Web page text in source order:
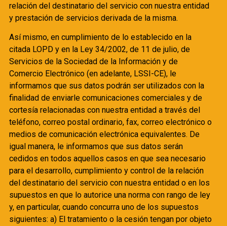
relación del destinatario del servicio con nuestra entidad
y prestación de servicios derivada de la misma.
Así mismo, en cumplimiento de lo establecido en la
citada LOPD y en la Ley 34/2002, de 11 de julio, de
Servicios de la Sociedad de la Información y de
Comercio Electrónico (en adelante, LSSI-CE), le
informamos que sus datos podrán ser utilizados con la
finalidad de enviarle comunicaciones comerciales y de
cortesía relacionadas con nuestra entidad a través del
teléfono, correo postal ordinario, fax, correo electrónico o
medios de comunicación electrónica equivalentes. De
igual manera, le informamos que sus datos serán
cedidos en todos aquellos casos en que sea necesario
para el desarrollo, cumplimiento y control de la relación
del destinatario del servicio con nuestra entidad o en los
supuestos en que lo autorice una norma con rango de ley
y, en particular, cuando concurra uno de los supuestos
siguientes: a) El tratamiento o la cesión tengan por objeto